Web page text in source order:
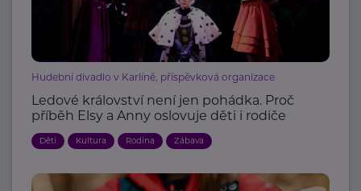
Hudební divadlo v Karlíně, příspěvková organizace
Ledové království není jen pohádka. Proč
příběh Elsy a Anny oslovuje děti i rodiče
Děti Kultura Rodina Zábava